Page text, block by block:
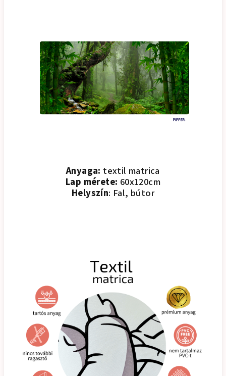
Anyaga: textil matrica
Lap mérete: 60x120cm
Helyszín: Fal, bútor